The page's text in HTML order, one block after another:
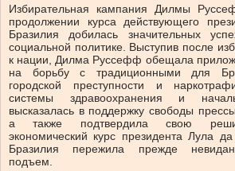
Избирательная кампания Дилмы
продолжении курса действующего
Бразилия добилась значительных
социальной политике. Выступив после
к нации, Дилма Руссефф обещала
на борьбу с традиционными для
городской преступности и
системы здравоохранения и
высказалась в поддержку свободы
а также подтвердила свою
экономический курс президента Лула
Бразилия пережила прежде
подъем.